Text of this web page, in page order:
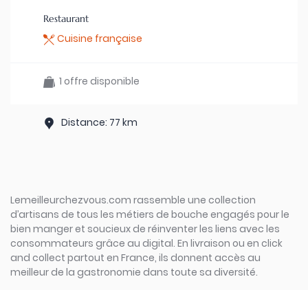
Restaurant
Cuisine française
1 offre disponible
Distance: 77 km
Lemeilleurchezvous.com rassemble une collection
d’artisans de tous les métiers de bouche engagés pour le
bien manger et soucieux de réinventer les liens avec les
consommateurs grâce au digital. En livraison ou en click
and collect partout en France, ils donnent accès au
meilleur de la gastronomie dans toute sa diversité.